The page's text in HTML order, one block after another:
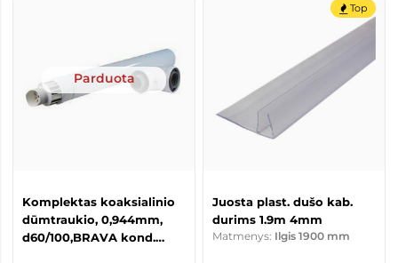
Parduota
Komplektas koaksialinio
dūmtraukio, 0,944mm,
d60/100,BRAVA kond.
Top
Juosta plast. dušo kab.
durims 1.9m 4mm
Matmenys: Ilgis 1900 mm